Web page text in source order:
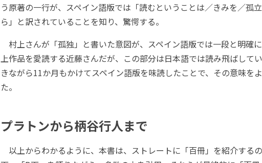
う原著の一行が、スペイン語版では「読むということは／きみを／孤
ら」と訳されていることを知り、驚愕する。
村上さんが「孤独」と書いた意図が、スペイン語版では一段と明確
上作品を愛読する近藤さんだが、この部分は日本語では読み飛ばして
きながら11か月もかけてスペイン語版を味読したことで、その意味を
た。
プラトンから柄谷行人まで
以上からわかるように、本書は、ストレートに「百冊」を紹介する